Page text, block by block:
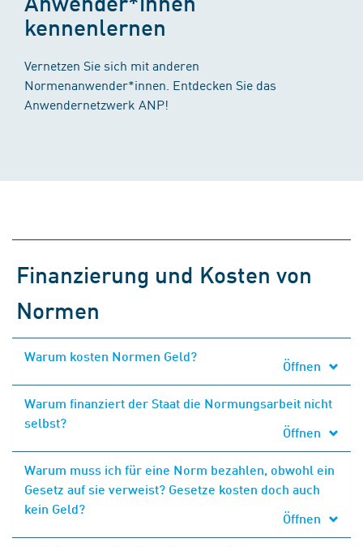
kennenlernen
Vernetzen Sie sich mit anderen
Normenanwender*innen. Entdecken Sie das
Anwendernetzwerk ANP!
Finanzierung und Kosten von
Normen
Warum kosten Normen Geld?
Öffnen
Warum finanziert der Staat die Normungsarbeit nicht
selbst?
Öffnen
Warum muss ich für eine Norm bezahlen, obwohl ein
Gesetz auf sie verweist? Gesetze kosten doch auch
kein Geld?
Öffnen